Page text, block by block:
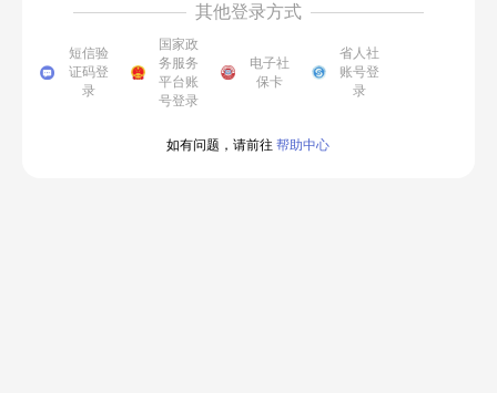
其他登录方式
短信验
证码登
录
国家政
务服务
平台账
号登录
电子社
保卡
省人社
账号登
录
如有问题，请前往 帮助中心